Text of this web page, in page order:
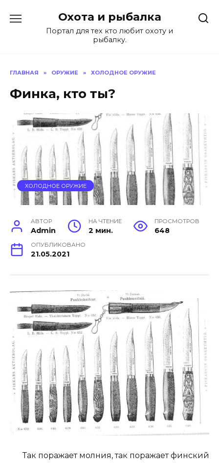
содержанию
Охота и рыбалка
Портал для тех кто любит охоту и
рыбалку.
ГЛАВНАЯ » ОРУЖИЕ » ХОЛОДНОЕ ОРУЖИЕ
Финка, кто ты?
ХОЛОДНОЕ ОРУЖИЕ
АВТОР
Admin
НА ЧТЕНИЕ
2 мин.
ПРОСМОТРОВ
648
ОПУБЛИКОВАНО
21.05.2021
Так поражает молния, так поражает финский